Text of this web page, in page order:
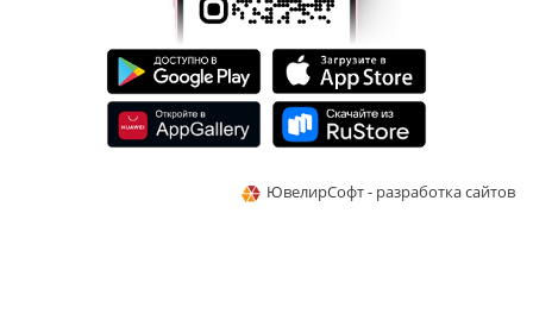
ЮвелирСофт - разработка сайтов